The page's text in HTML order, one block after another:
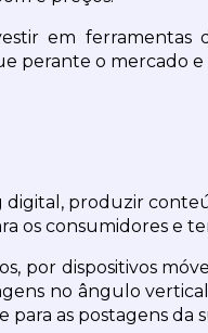
em ferramentas
perante o mercado e
produzir
os consumidores e
por dispositivos
no ângulo
as postagens da